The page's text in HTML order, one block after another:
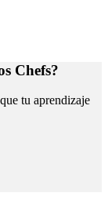
Chefs?
tu aprendizaje